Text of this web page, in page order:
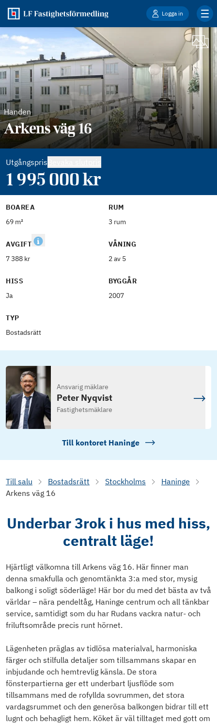
Logga in
Handen
Arkens väg 16
Utgångspris
1 995 000kr
BOAREA
69 m²
RUM
3 rum
AVGIFT
7 388 kr
VÅNING
2 av 5
HISS
Ja
BYGGÅR
2007
TYP
Bostadsrätt
Ansvarig mäklare
Peter Nyqvist
Fastighetsmäklare
Till kontoret Haninge
Till salu Bostadsrätt Stockholms
Haninge
Arkens väg 16
Underbar 3rok i hus med hiss,
centralt läge!
Hjärtligt välkomna till Arkens väg 16. Här finner man
denna smakfulla och genomtänkta 3:a med stor, mysig
balkong i soligt söderläge! Här bor du med det bästa av två
världar – nära pendeltåg, Haninge centrum och all tänkbar
service, samtidigt som du har Rudans vackra natur- och
friluftsområde precis runt hörnet.
Lägenheten präglas av tidlösa materialval, harmoniska
färger och stilfulla detaljer som tillsammans skapar en
inbjudande och hemtrevlig känsla. De stora
fönsterpartierna ger ett underbart ljusflöde som
tillsammans med de rofyllda sovrummen, det stora
vardagsrummet och den generösa balkongen bidrar till ett
lugnt och behagligt hem. Köket är väl tilltaget med gott om